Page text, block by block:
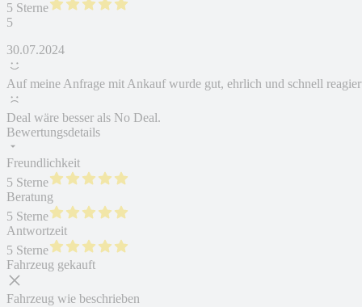
5 Sterne
5
30.07.2024
Auf meine Anfrage mit Ankauf wurde gut, ehrlich und schnell
Deal wäre besser als No Deal.
Bewertungsdetails
Freundlichkeit
5 Sterne
Beratung
5 Sterne
Antwortzeit
5 Sterne
Fahrzeug gekauft
Fahrzeug wie beschrieben